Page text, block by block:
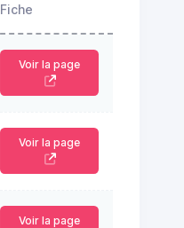
Fiche
Voir la page
Voir la page
Voir la page